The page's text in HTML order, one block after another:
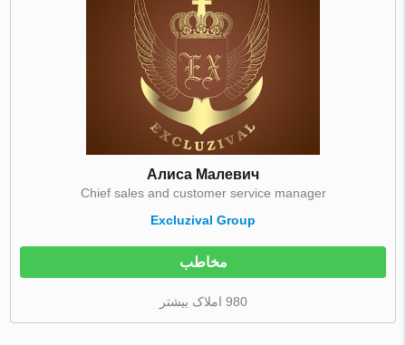
Алиса Малевич
Chief sales and customer service manager
Excluzival Group
مخاطب
980 املاک بیشتر